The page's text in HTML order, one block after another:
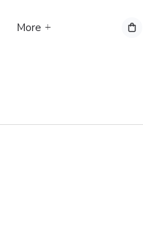
More